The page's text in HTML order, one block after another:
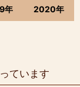
年 2020年
ています